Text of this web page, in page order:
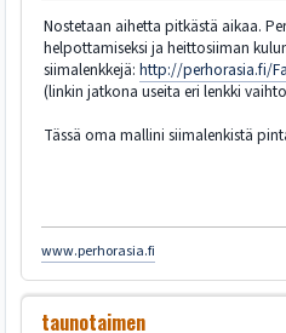
Nostetaan aihetta pitkästä aikaa.
helpottamiseksi ja heittosiiman
siimalenkkejä: http://perhorasia.fi/
(linkin jatkona useita eri lenkki
Tässä oma mallini siimalenkistä
www.perhorasia.fi
taunotaimen